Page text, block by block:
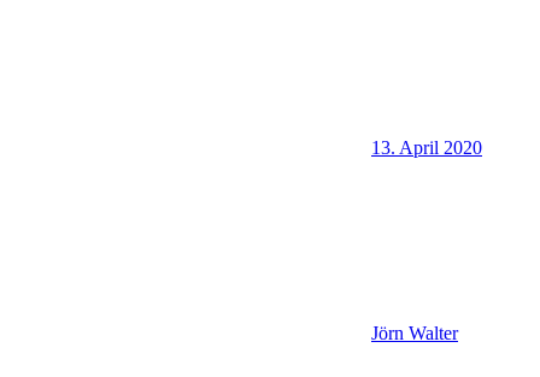
13. April 2020
Jörn Walter